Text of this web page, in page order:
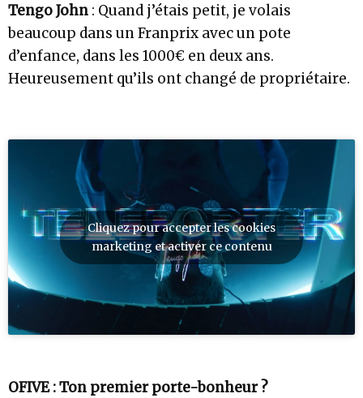
Tengo John : Quand j’étais petit, je volais
beaucoup dans un Franprix avec un pote
d’enfance, dans les 1000€ en deux ans.
Heureusement qu’ils ont changé de propriétaire.
Cliquez pour accepter les cookies
marketing et activer ce contenu
OFIVE : Ton premier porte-bonheur ?